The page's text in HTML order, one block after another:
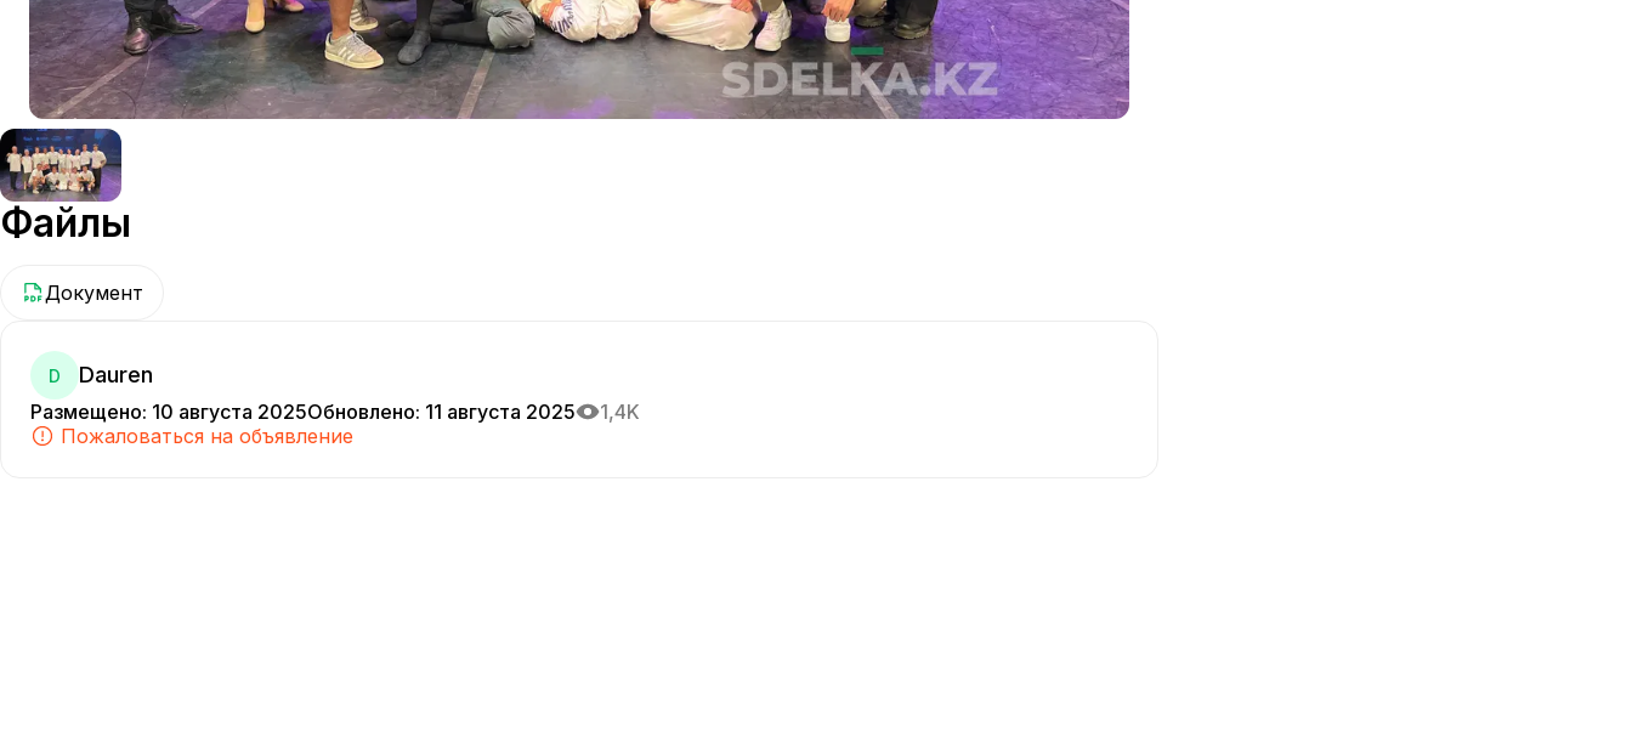
Файлы
Документ
D Dauren
Размещено: 10 августа 2025Обновлено: 11 августа 2025
1,4K
Пожаловаться на объявление